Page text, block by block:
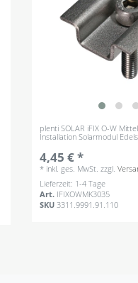
plenti SOLAR iFIX O-W
Installation Solarmodul
4,45 € *
* inkl. ges. MwSt. zzgl.
Lieferzeit: 1-4 Tage
Art. IFIXOWMK3035
SKU3311.9991.91.110